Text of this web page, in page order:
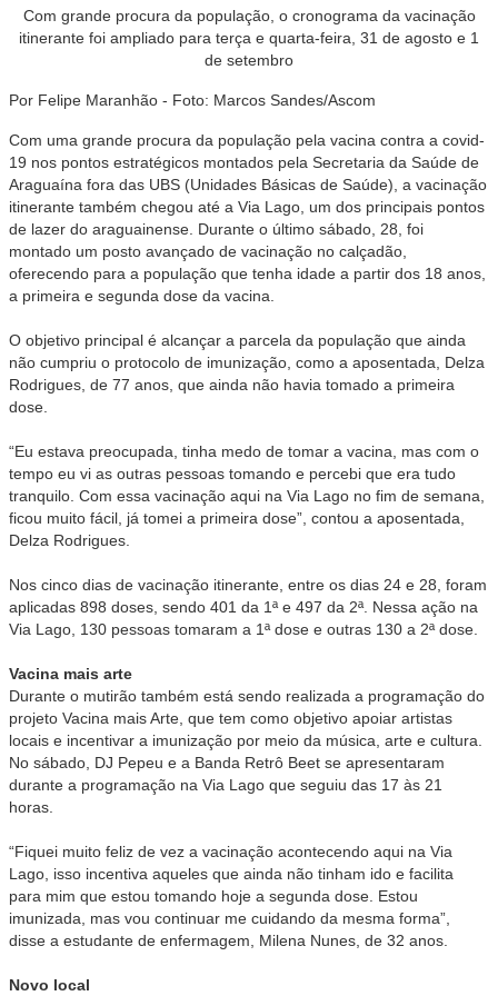
Com grande procura da população, o cronograma da vacinação
itinerante foi ampliado para terça e quarta-feira, 31 de agosto e 1
de setembro
Por Felipe Maranhão - Foto: Marcos Sandes/Ascom
Com uma grande procura da população pela vacina contra a covid-
19 nos pontos estratégicos montados pela Secretaria da Saúde de
Araguaína fora das UBS (Unidades Básicas de Saúde), a vacinação
itinerante também chegou até a Via Lago, um dos principais pontos
de lazer do araguainense. Durante o último sábado, 28, foi
montado um posto avançado de vacinação no calçadão,
oferecendo para a população que tenha idade a partir dos 18 anos,
a primeira e segunda dose da vacina.
O objetivo principal é alcançar a parcela da população que ainda
não cumpriu o protocolo de imunização, como a aposentada, Delza
Rodrigues, de 77 anos, que ainda não havia tomado a primeira
dose.
“Eu estava preocupada, tinha medo de tomar a vacina, mas com o
tempo eu vi as outras pessoas tomando e percebi que era tudo
tranquilo. Com essa vacinação aqui na Via Lago no fim de semana,
ficou muito fácil, já tomei a primeira dose”, contou a aposentada,
Delza Rodrigues.
Nos cinco dias de vacinação itinerante, entre os dias 24 e 28, foram
aplicadas 898 doses, sendo 401 da 1ª e 497 da 2ª. Nessa ação na
Via Lago, 130 pessoas tomaram a 1ª dose e outras 130 a 2ª dose.
Vacina mais arte
Durante o mutirão também está sendo realizada a programação do
projeto Vacina mais Arte, que tem como objetivo apoiar artistas
locais e incentivar a imunização por meio da música, arte e cultura.
No sábado, DJ Pepeu e a Banda Retrô Beet se apresentaram
durante a programação na Via Lago que seguiu das 17 às 21
horas.
“Fiquei muito feliz de vez a vacinação acontecendo aqui na Via
Lago, isso incentiva aqueles que ainda não tinham ido e facilita
para mim que estou tomando hoje a segunda dose. Estou
imunizada, mas vou continuar me cuidando da mesma forma”,
disse a estudante de enfermagem, Milena Nunes, de 32 anos.
Novo local